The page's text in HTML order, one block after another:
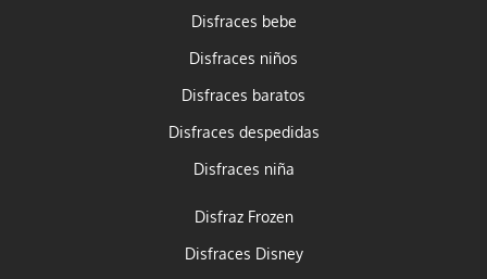
Disfraces bebe
Disfraces niños
Disfraces baratos
Disfraces despedidas
Disfraces niña
Disfraz Frozen
Disfraces Disney